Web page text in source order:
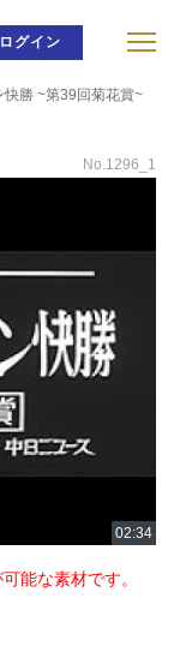
ログイン
快勝 ~第39回菊花賞~
No.1296_1
能な素材です。